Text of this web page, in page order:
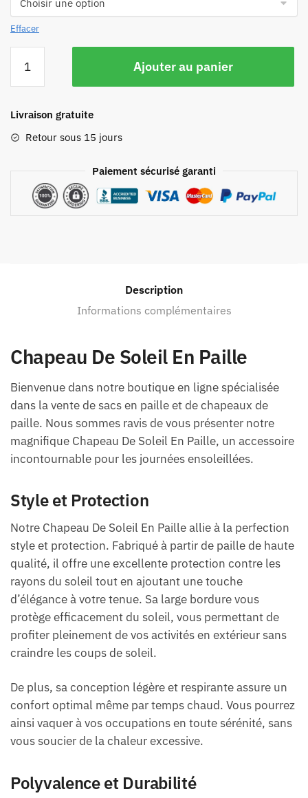
Effacer
Ajouter au panier
Livraison gratuite
Retour sous 15 jours
Paiement sécurisé garanti
Description
Informations complémentaires
Chapeau De Soleil En Paille
Bienvenue dans notre boutique en ligne spécialisée
dans la vente de sacs en paille et de chapeaux de
paille. Nous sommes ravis de vous présenter notre
magnifique Chapeau De Soleil En Paille, un accessoire
incontournable pour les journées ensoleillées.
Style et Protection
Notre Chapeau De Soleil En Paille allie à la perfection
style et protection. Fabriqué à partir de paille de haute
qualité, il offre une excellente protection contre les
rayons du soleil tout en ajoutant une touche
d’élégance à votre tenue. Sa large bordure vous
protège efficacement du soleil, vous permettant de
profiter pleinement de vos activités en extérieur sans
craindre les coups de soleil.
De plus, sa conception légère et respirante assure un
confort optimal même par temps chaud. Vous pourrez
ainsi vaquer à vos occupations en toute sérénité, sans
vous soucier de la chaleur excessive.
Polyvalence et Durabilité